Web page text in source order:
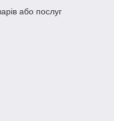
або послуг